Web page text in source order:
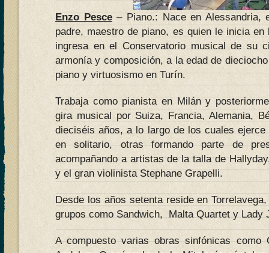
Enzo Pesce– Piano.: Nace en Alessandria,
padre, maestro de piano, es quien le inicia
ingresa en el Conservatorio musical de su
armonía y composición, a la edad de
piano y virtuosismo en Turín.
Trabaja como pianista en Milán y
gira musical por Suiza, Francia, Alemania,
dieciséis años, a lo largo de los cuales
en solitario, otras formando parte de
acompañando a artistas de la talla de
y el gran violinista Stephane Grapelli.
Desde los años setenta reside en
grupos como Sandwich, Malta Quartet y Lady
A compuesto varias obras sinfónicas como